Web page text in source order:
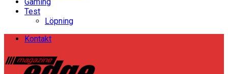
Test
Löpning
Kontakt